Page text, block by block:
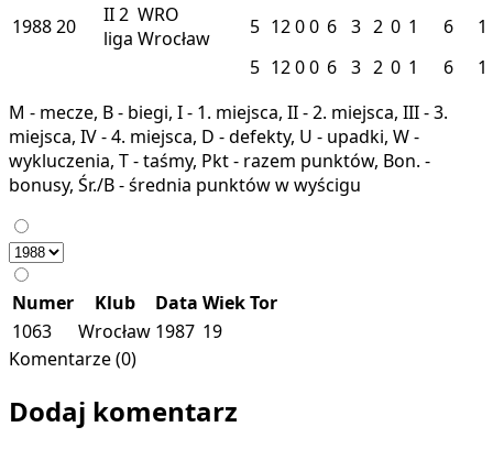
198820 II2
liga
WRO
Wrocław
5 1200 6 3 2 0 1 6
1
5 1200 6 3 2 0 1 6
1
M - mecze, B - biegi, I - 1. miejsca, II - 2. miejsca, III - 3.
miejsca, IV - 4. miejsca, D - defekty, U - upadki, W -
wykluczenia, T - taśmy, Pkt - razem punktów, Bon. -
bonusy, Śr./B - średnia punktów w wyścigu
Numer Klub Data WiekTor
1063
Wrocław 1987 19
Komentarze (0)
Dodaj komentarz